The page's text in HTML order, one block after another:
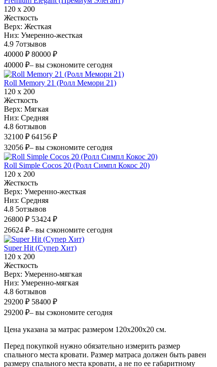
120 х 200
Жесткость
Верх: Жесткая
Низ: Умеренно-жесткая
4.9 7отзывов
40000 ₽ 80000 ₽
40000 ₽– вы сэкономите сегодня
Roll Memory 21 (Ролл Мемори 21)
120 х 200
Жесткость
Верх: Мягкая
Низ: Средняя
4.8 6отзывов
32100 ₽ 64156 ₽
32056 ₽– вы сэкономите сегодня
Roll Simple Cocos 20 (Ролл Симпл Кокос 20)
120 х 200
Жесткость
Верх: Умеренно-жесткая
Низ: Средняя
4.8 5отзывов
26800 ₽ 53424 ₽
26624 ₽– вы сэкономите сегодня
Super Hit (Супер Хит)
120 х 200
Жесткость
Верх: Умеренно-мягкая
Низ: Умеренно-мягкая
4.8 6отзывов
29200 ₽ 58400 ₽
29200 ₽– вы сэкономите сегодня
Цена указана за матрас размером 120х200х20 см.
Перед покупкой нужно обязательно измерить размер
спального места кровати. Размер матраса должен быть равен
размеру спального места кровати, а не по ее габаритному